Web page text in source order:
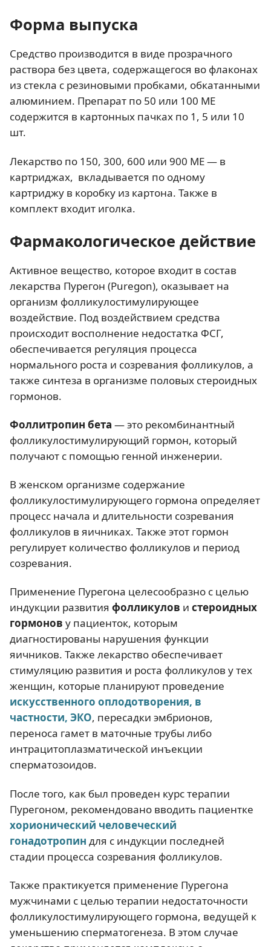
Форма выпуска
Средство производится в виде прозрачного
раствора без цвета, содержащегося во флаконах
из стекла с резиновыми пробками, обкатанными
алюминием. Препарат по 50 или 100 МЕ
содержится в картонных пачках по 1, 5 или 10
шт.
Лекарство по 150, 300, 600 или 900 МЕ — в
картриджах, вкладывается по одному
картриджу в коробку из картона. Также в
комплект входит иголка.
Фармакологическое действие
Активное вещество, которое входит в состав
лекарства Пурегон (Puregon), оказывает на
организм фолликулостимулирующее
воздействие. Под воздействием средства
происходит восполнение недостатка ФСГ,
обеспечивается регуляция процесса
нормального роста и созревания фолликулов, а
также синтеза в организме половых стероидных
гормонов.
Фоллитропин бета — это рекомбинантный
фолликулостимулирующий гормон, который
получают с помощью генной инженерии.
В женском организме содержание
фолликулостимулирующего гормона определяет
процесс начала и длительности созревания
фолликулов в яичниках. Также этот гормон
регулирует количество фолликулов и период
созревания.
Применение Пурегона целесообразно с целью
индукции развития фолликулов и стероидных
гормонов у пациенток, которым
диагностированы нарушения функции
яичников. Также лекарство обеспечивает
стимуляцию развития и роста фолликулов у тех
женщин, которые планируют проведение
искусственного оплодотворения, в
частности, ЭКО, пересадки эмбрионов,
переноса гамет в маточные трубы либо
интрацитоплазматической инъекции
сперматозоидов.
После того, как был проведен курс терапии
Пурегоном, рекомендовано вводить пациентке
хорионический человеческий
гонадотропин для с индукции последней
стадии процесса созревания фолликулов.
Также практикуется применение Пурегона
мужчинами с целью терапии недостаточности
фолликулостимулирующего гормона, ведущей к
уменьшению сперматогенеза. В этом случае